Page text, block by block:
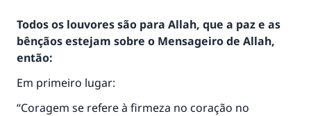
Todos os louvores são para Allah, que a paz e as
bênçãos estejam sobre o Mensageiro de Allah,
então:
Em primeiro lugar:
“Coragem se refere à firmeza no coração no